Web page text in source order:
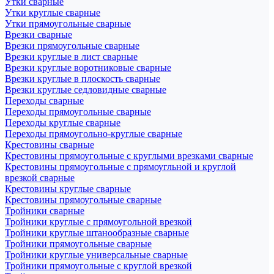
Утки круглые сварные
Утки прямоугольные сварные
Врезки сварные
Врезки прямоугольные сварные
Врезки круглые в лист сварные
Врезки круглые воротниковые сварные
Врезки круглые в плоскость сварные
Врезки круглые седловидные сварные
Переходы сварные
Переходы прямоугольные сварные
Переходы круглые сварные
Переходы прямоугольно-круглые сварные
Крестовины сварные
Крестовины прямоугольные с круглыми врезками сварные
Крестовины прямоугольные с прямоугльной и круглой
врезкой сварные
Крестовины круглые сварные
Крестовины прямоугольные сварные
Тройники сварные
Тройники круглые с прямоугольной врезкой
Тройники круглые штанообразные сварные
Тройники прямоугольные сварные
Тройники круглые универсальные сварные
Тройники прямоугольные с круглой врезкой